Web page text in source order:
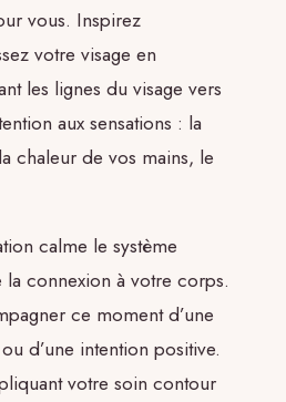
vous. Inspirez
votre visage en
les lignes du visage vers
aux sensations : la
chaleur de vos mains, le
calme le système
connexion à votre corps.
ce moment d’une
d’une intention positive.
votre soin contour